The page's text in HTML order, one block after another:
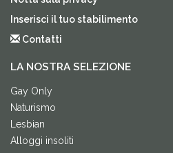
Inserisci il tuo stabilimento
Contatti
LA NOSTRA SELEZIONE
Gay Only
Naturismo
Lesbian
Alloggi insoliti